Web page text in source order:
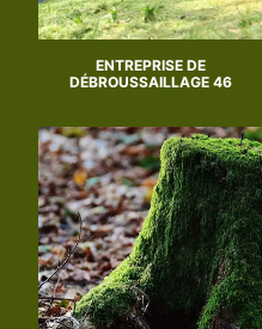
ENTREPRISE DE
DÉBROUSSAILLAGE 46